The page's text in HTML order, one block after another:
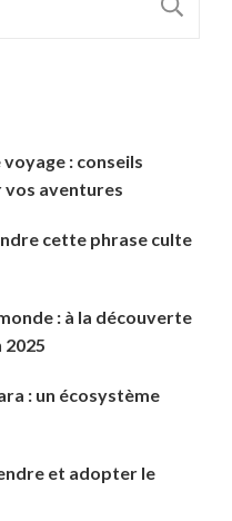
: conseils
aventures
cette phrase culte
: à la découverte
2025
: un écosystème
et adopter le